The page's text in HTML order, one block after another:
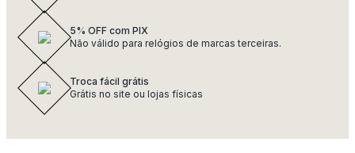
5% OFF com PIX
Não válido para relógios de marcas terceiras.
Troca fácil grátis
Grátis no site ou lojas físicas